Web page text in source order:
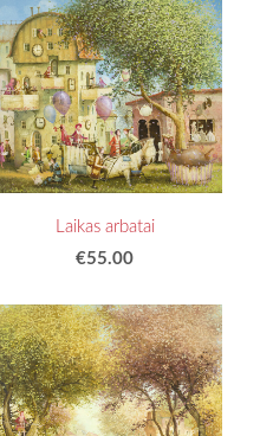
Laikas arbatai
€55.00